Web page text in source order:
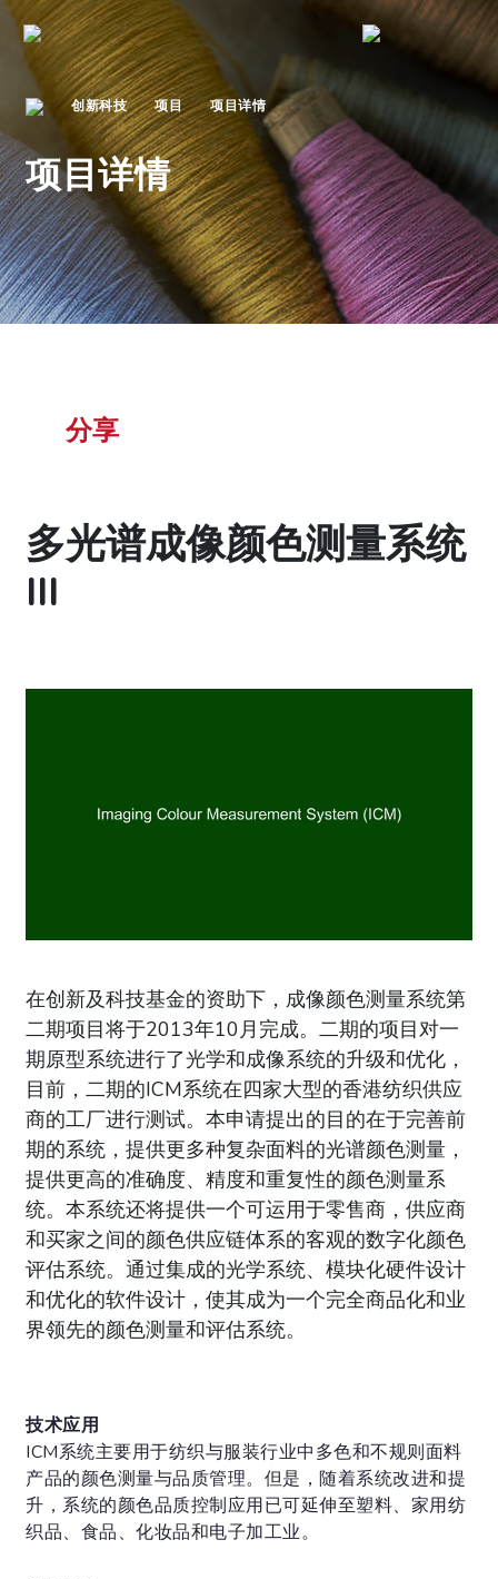
创新科技 项目 项目详情
项目详情
分享
多光谱成像颜色测量系统
III
在创新及科技基金的资助下，成像颜色测量系统第
二期项目将于2013年10月完成。二期的项目对一
期原型系统进行了光学和成像系统的升级和优化，
目前，二期的ICM系统在四家大型的香港纺织供应
商的工厂进行测试。本申请提出的目的在于完善前
期的系统，提供更多种复杂面料的光谱颜色测量，
提供更高的准确度、精度和重复性的颜色测量系
统。本系统还将提供一个可运用于零售商，供应商
和买家之间的颜色供应链体系的客观的数字化颜色
评估系统。通过集成的光学系统、模块化硬件设计
和优化的软件设计，使其成为一个完全商品化和业
界领先的颜色测量和评估系统。
技术应用
ICM系统主要用于纺织与服装行业中多色和不规则面料
产品的颜色测量与品质管理。但是，随着系统改进和提
升，系统的颜色品质控制应用已可延伸至塑料、家用纺
织品、食品、化妆品和电子加工业。